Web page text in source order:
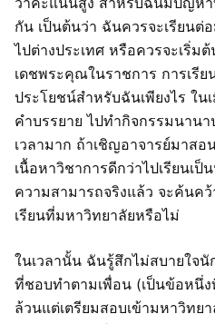
กัน เป็นต้นว่า ฉันควรจะเรียนต่
ไปต่างประเทศ หรือควรจะเริ่ม
เดชพระคุณในราชการ การเรีย
ประโยชน์สำหรับฉันเพียงไร ใน
คำบรรยาย ไปทำกิจกรรมนาน
เวลามาก ถ้าเชิญอาจารย์มาสอ
เนื้อหาวิชาการดีกว่าไปเรียนเ
ความสามารถจริงแล้ว จะค้นคว้
เรียนที่มหาวิทยาลัยหรือไม่
ในเวลานั้น ฉันรู้สึกไม่สบายใจนั
ที่ชอบทำตามเพื่อน (เป็นข้อหนึ่
ล้วนแต่เตรียมสอบเข้ามหาวิทย